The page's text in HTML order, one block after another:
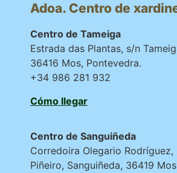
Adoa. Centro de
Centro de Tameiga
Estrada das Plantas, s/n
36416 Mos, Pontevedra.
+34 986 281 932
Cómo llegar
Centro de Sanguiñeda
Corredoira Olegario Rodríguez,
Piñeiro, Sanguiñeda, 36419 Mos